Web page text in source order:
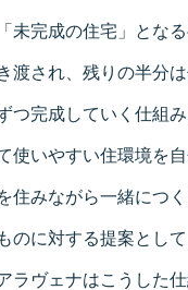
未完成の住宅」とな
渡され、残りの半分
つ完成していく仕組み
使いやすい住環境を
住みながら一緒につ
のに対する提案とし
ラヴェナはこうした